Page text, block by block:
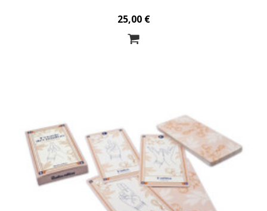
25,00 €